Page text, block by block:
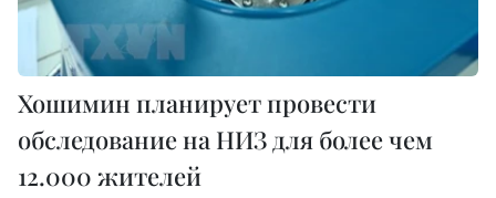
Хошимин планирует провести
обследование на НИЗ для более чем
12.000 жителей